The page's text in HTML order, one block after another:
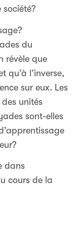
société?
du
révèle que
qu’à l’inverse,
sur eux. Les
unités
sont-elles
dans
cours de la